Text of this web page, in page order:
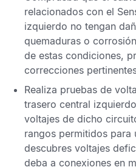
relacionados con el
izquierdo no tengan
quemaduras o
de estas condiciones,
correcciones
Realiza pruebas de
trasero central izquierdo
voltajes de dicho
rangos permitidos para
descubres voltajes
deba a conexiones en